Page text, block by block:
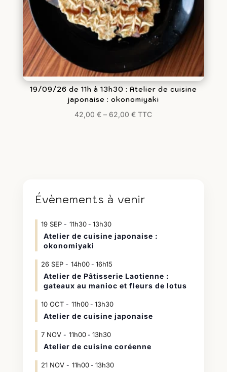
19/09/26 de 11h à 13h30 : Atelier de cuisine
japonaise : okonomiyaki
42,00€ –62,00€ TTC
Évènements à venir
19 SEP 11h30- 13h30
Atelier de cuisine japonaise :
okonomiyaki
26 SEP 14h00- 16h15
Atelier de Pâtisserie Laotienne :
gateaux au manioc et fleurs de lotus
10 OCT 11h00- 13h30
Atelier de cuisine japonaise
7 NOV 11h00- 13h30
Atelier de cuisine coréenne
21 NOV 11h00- 13h30